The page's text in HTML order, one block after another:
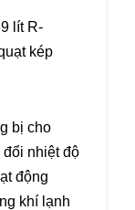
bị cho
nhiệt độ
động
khí lạnh